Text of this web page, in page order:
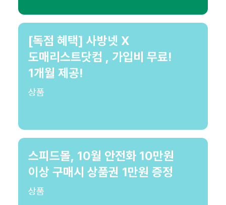
[독점 혜택] 사방넷 X
도매리스트닷컴 , 가입비 무료!
1개월 제공!
상품
스피드몰, 10월 안전화 10만원
이상 구매시 상품권 1만원 증정
상품